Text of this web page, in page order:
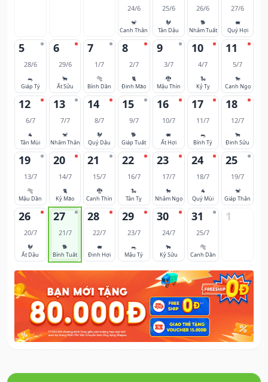
24/6
🐒
Canh Thân
25/6
🐓
Tân Dậu
26/6
🐕
Nhâm Tuất
27/6
🐖
Quý Hợi
5
28/6
🐀
Giáp Tý
6
29/6
🐂
Ất Sửu
7
1/7
🐅
Bính Dần
8
2/7
🐈
Đinh Mão
9
3/7
🐉
Mậu Thìn
10
4/7
🐍
Kỷ Tỵ
11
5/7
🐎
Canh Ngọ
12
6/7
🐐
Tân Mùi
13
7/7
🐒
Nhâm Thân
14
8/7
🐓
Quý Dậu
15
9/7
🐕
Giáp Tuất
16
10/7
🐖
Ất Hợi
17
11/7
🐀
Bính Tý
18
12/7
🐂
Đinh Sửu
19
13/7
🐅
Mậu Dần
20
14/7
🐈
Kỷ Mão
21
15/7
🐉
Canh Thìn
22
16/7
🐍
Tân Tỵ
23
17/7
🐎
Nhâm Ngọ
24
18/7
🐐
Quý Mùi
25
19/7
🐒
Giáp Thân
26
20/7
🐓
Ất Dậu
27
21/7
🐕
Bính Tuất
28
22/7
🐖
Đinh Hợi
29
23/7
🐀
Mậu Tý
30
24/7
🐂
Kỷ Sửu
31
25/7
🐅
Canh Dần
1